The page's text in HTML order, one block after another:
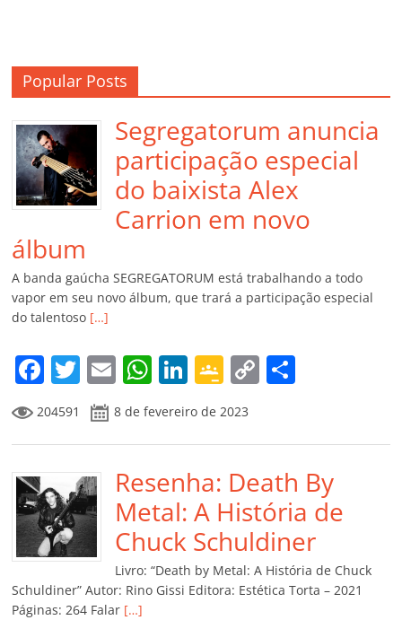
Popular Posts
Segregatorum anuncia
participação especial
do baixista Alex
Carrion em novo
álbum
A banda gaúcha SEGREGATORUM está trabalhando a todo
vapor em seu novo álbum, que trará a participação especial
do talentoso […]
F
a
c
e
b
o
o
k
T
w
itt
er
E
m
ai
l
W
at
s
A
p
p
Li
k
e
dI
n
G
o
o
gl
e
Cl
a
ss
ro
C
y
Li
n
k
p
ar
til
h
ar
204591 8 de fevereiro de 2023
Resenha: Death By
Metal: A História de
Chuck Schuldiner
Livro: “Death by Metal: A História de Chuck
Schuldiner” Autor: Rino Gissi Editora: Estética Torta – 2021
Páginas: 264 Falar […]